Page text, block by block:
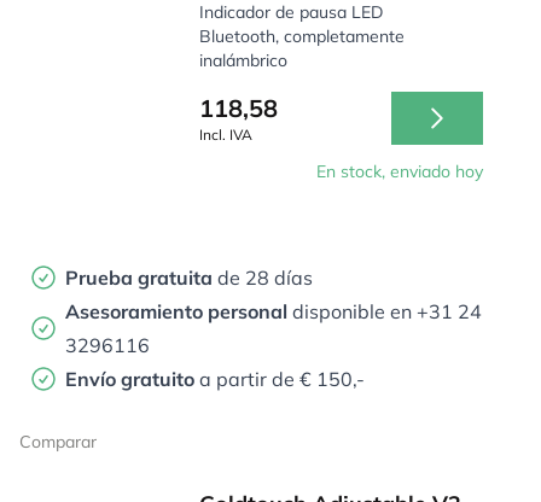
Indicador de pausa LED
Bluetooth, completamente
inalámbrico
118,58
Incl. IVA
En stock, enviado hoy
Prueba gratuita de 28 días
Asesoramiento personal disponible en +31 24
3296116
Envío gratuito a partir de € 150,-
Comparar